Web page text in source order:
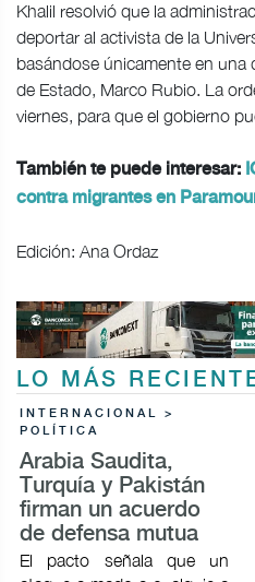
Khalil resolvió que la
deportar al activista de la
basándose únicamente en una
de Estado, Marco Rubio. La
viernes, para que el gobierno
También te puede interesar:
contra migrantes en
Edición: Ana Ordaz
LO MÁS
INTERNACIONAL >
POLÍTICA
Arabia Saudita,
Turquía y Pakistán
firman un acuerdo
de defensa mutua
El pacto señala que un